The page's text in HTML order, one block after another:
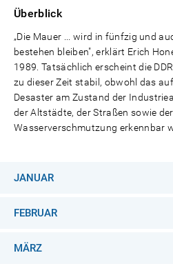
Überblick
„Die Mauer ... wird in fünfzig und
bestehen bleiben", erklärt Erich
1989. Tatsächlich erscheint die
zu dieser Zeit stabil, obwohl das
Desaster am Zustand der
der Altstädte, der Straßen sowie
Wasserverschmutzung erkennbar
JANUAR
FEBRUAR
MÄRZ